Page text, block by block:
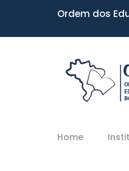
Ordem dos
Home